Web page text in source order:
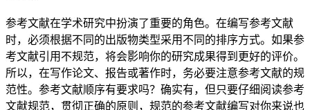
参考文献在学术研究中扮演了重要的角色。在编写参考文献
时，必须根据不同的出版物类型采用不同的排序方式。如果参
考文献引用不规范，将会影响你的研究成果得到更好的评价。
所以，在写作论文、报告或著作时，务必要注意参考文献的规
范性。参考文献顺序有要求吗？确实有，但只要仔细阅读参考
文献规范，贯彻正确的原则，规范的参考文献编写对你来说也